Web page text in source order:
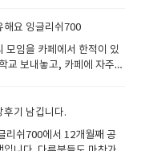
분동안 하는것만 했는데
변경해보고 싶다는 생각
을 점검해볼 수 있는 좋은
부담도 있었지만, 덕분에
공부를 통해 내 영어 실력
말까 고민하고 계신 분들
성장하는 모습을 직접 즐기
재밌어요.잉글리쉬700은
냐에 따라 영어 성장의 폭이
실력을 반드시 얻어갈 수 있
공유할수 있어서 좋았습니
적으로 생각할수 있게끔 선
고 말씀해주시고 구체적인
도록 도와주셨어요.긍정적
자기 하지않게 저를 움직일
, 선생님과의 원활한 친분관
주었습니다. 00이 덕분이다
도, 아이는 기뻐하고 저도
. 조용한 변화, 그래서 더
금도 여전히 영어는 쉽지 않
지면 머리가 하얘지고, 가끔
문장이라도 더 늘어나는 게,
부여예요 ​<<엄마가 먼저
?? >>이 글은 그저, 엄마로
1:1 시스템 안에서 디테일
었습니다. IELTS를 준비하
요하다고 생각합니다. 저
과도 영어로 소통하면서 영
더욱 커졌어요. ​​ 여러모로
다.
맨다 싶으면 선생님이 완급
라구요그에 따라 숙제도 내
도 수업을 보조해 주셨어
끌어 주셨어요. 오프라인 학
체 수업을 했다면 이렇게 꼼
못했을것같아요진도를 빼고
율이 좋아집니다. 저는 선생
테마를 말씀드렸고 그 분
했습니다학습에서 '동기 부
며, 그 중에서도 높은 동기
을 거의 외우듯이 말하고 교
생님께 말하면서 내가 발
분을 알 수 있었습니다.영어
군데 정도 가입을 하고 신청
그중에서 잉글리싀700이
서 간단하게 수업을 신청하
이 부담이 안되서 좋았음.무
과 해보았는데 다이엔선생
그분과 수업을 시작했
리해오시고 토플을 가르친
많이배웠다몰랐는데 토플
다. 나는 과거에 유명업체 ㅁ
어를 한적이있다. 몇개월 하
서 그만뒀다. 좌절감이 오는
을 해놓아야 앞으로 도움이
온 이유는...학습 시간을 확
웠고영어를 하려는 목적이
.그리고 목표가없으니 목적
이든 무엇이든 요청사항 있
길 원했고 선생님 변경과 프
담도 자유로우니 궁금하면
하셨다 이런 부분이 처음 수
내 소개와 선생님 소개 그
제의 양은 어느 정도 이런
생님이 칭찬을 과할 정도로
해요 잉글리쉬700
모임을 카페에서 한적이 있
교 보내놓고, 카페에 자주
지 궁금하기도 하고, 혹시나
비해서뒤쳐지고 있지는 않
를 많이 한답니다 ^^ 한 엄
후기 남깁니다.
리쉬700에서 12개월째 공